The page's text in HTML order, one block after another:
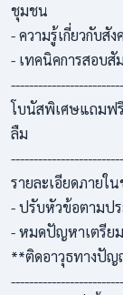
ชุมชน
- ความรู้เกี่ยวกับสั
- เทคนิคการสอบ
โบนัสพิเศษแถมฟรี
ลืม
รายละเอียดภายใ
- ปรับหัวข้อตามป
- หมดปัญหาเตรีย
**ติดอาวุธทางปัญ